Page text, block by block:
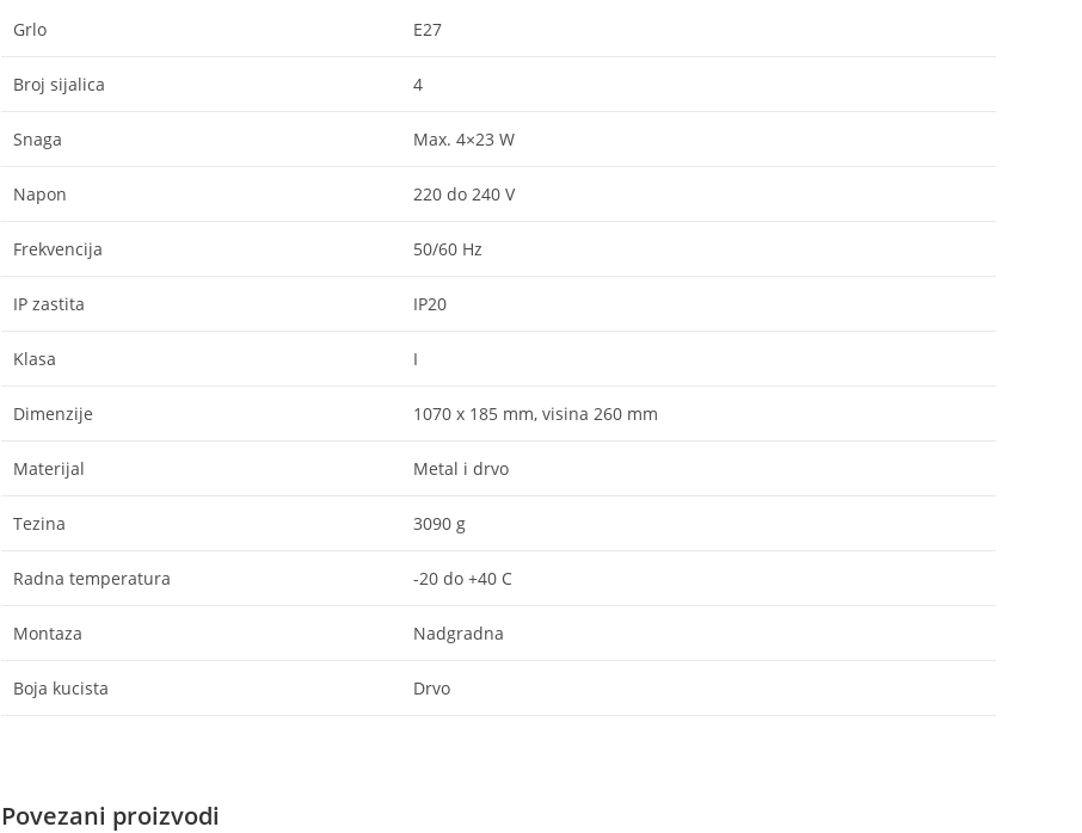
Grlo
E27
Broj sijalica 4
Snaga Max. 4×23 W
Napon 220 do 240 V
Frekvencija 50/60 Hz
IP zastita IP20
Klasa I
Dimenzije 1070 x 185 mm, visina 260 mm
Materijal Metal i drvo
Tezina 3090 g
Radna temperatura -20 do +40 C
Montaza Nadgradna
Boja kucista Drvo
Povezani proizvodi